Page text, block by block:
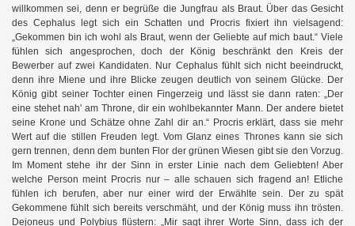
willkommen sei, denn er begrüße die Jungfrau als Braut. Über das Gesicht
des Cephalus legt sich ein Schatten und Procris fixiert ihn vielsagend:
„Gekommen bin ich wohl als Braut, wenn der Geliebte auf mich baut.“ Viele
fühlen sich angesprochen, doch der König beschränkt den Kreis der
Bewerber auf zwei Kandidaten. Nur Cephalus fühlt sich nicht beeindruckt,
denn ihre Miene und ihre Blicke zeugen deutlich von seinem Glücke. Der
König gibt seiner Tochter einen Fingerzeig und lässt sie dann raten: „Der
eine stehet nah' am Throne, dir ein wohlbekannter Mann. Der andere bietet
seine Krone und Schätze ohne Zahl dir an.“ Procris erklärt, dass sie mehr
Wert auf die stillen Freuden legt. Vom Glanz eines Thrones kann sie sich
gern trennen, denn dem bunten Flor der grünen Wiesen gibt sie den Vorzug.
Im Moment stehe ihr der Sinn in erster Linie nach dem Geliebten! Aber
welche Person meint Procris nur – alle schauen sich fragend an! Etliche
fühlen ich berufen, aber nur einer wird der Erwählte sein. Der zu spät
Gekommene fühlt sich bereits verschmäht, und der König muss ihn trösten.
Dejoneus und Polybius flüstern: „Mir sagt ihrer Worte Sinn, dass ich der